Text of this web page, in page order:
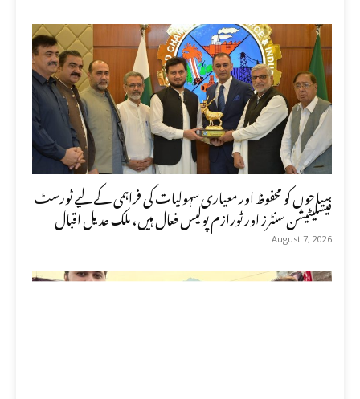
سیاحوں کو محفوظ اور معیاری سہولیات کی فراہمی کے لیے ٹورسٹ
فیسلیٹیشن سنٹرز اور ٹورازم پولیس فعال ہیں، ملک عدیل اقبال
August 7, 2026